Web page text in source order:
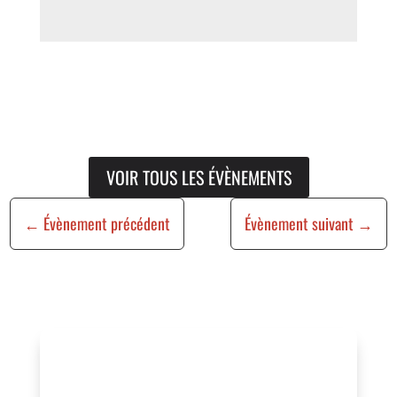
VOIR TOUS LES ÉVÈNEMENTS
← Évènement précédent Évènement suivant →